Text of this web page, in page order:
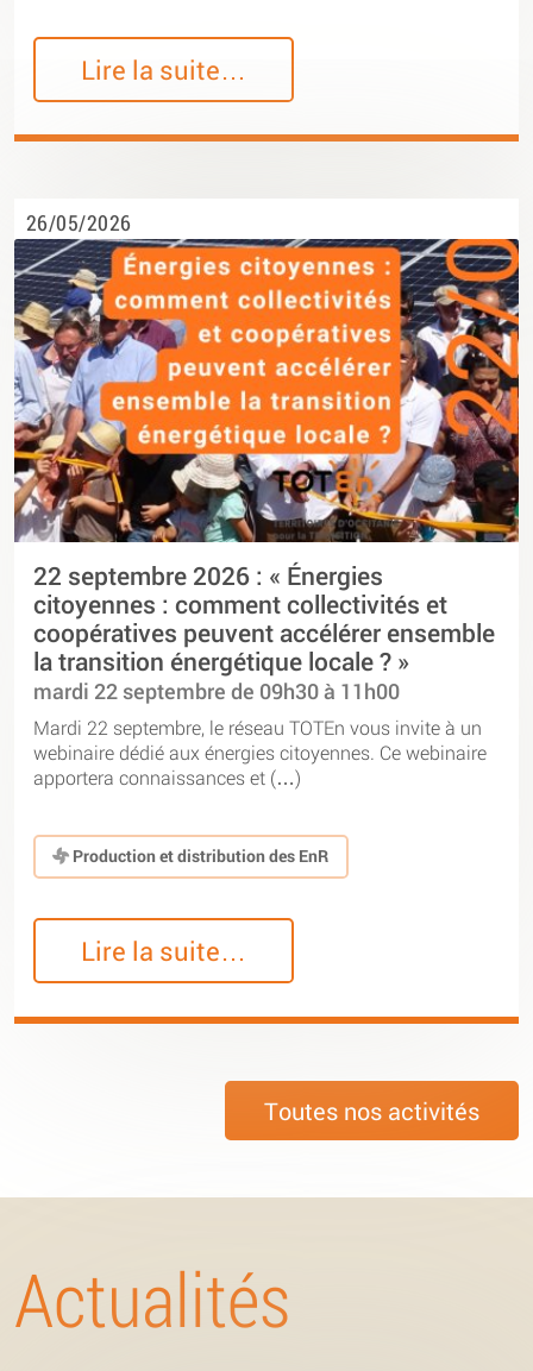
Lire la suite…
26/05/2026
22 septembre 2026 : « Énergies
citoyennes : comment collectivités et
coopératives peuvent accélérer ensemble
la transition énergétique locale ? »
mardi 22 septembre de 09h30 à 11h00
Mardi 22 septembre, le réseau TOTEn vous invite à un
webinaire dédié aux énergies citoyennes. Ce webinaire
apportera connaissances et (…)
Production et distribution des EnR
Lire la suite…
Toutes nos activités
Actualités